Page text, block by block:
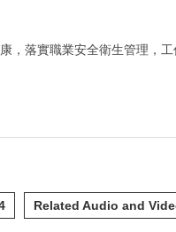
，落實職業安全衛生管理，
Related Audio and